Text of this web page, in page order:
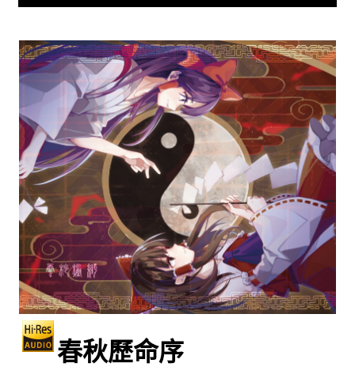
Play
Enter
春秋歷命序